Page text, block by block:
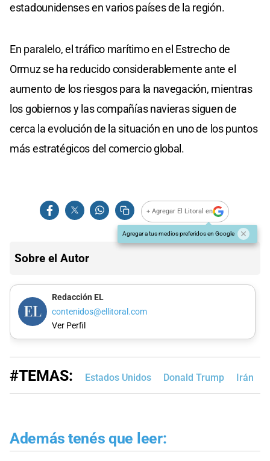
estadounidenses en varios países de la región.
En paralelo, el tráfico marítimo en el Estrecho de
Ormuz se ha reducido considerablemente ante el
aumento de los riesgos para la navegación, mientras
los gobiernos y las compañías navieras siguen de
cerca la evolución de la situación en uno de los puntos
más estratégicos del comercio global.
+ Agregar El Litoral en
Agregar a tus medios preferidos en Google
Sobre el Autor
Redacción EL
contenidos@ellitoral.com
Ver Perfil
#TEMAS: Estados Unidos Donald Trump Irán
Además tenés que leer: